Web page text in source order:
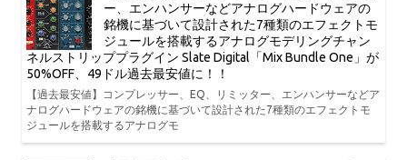
ー、エンハンサーなどアナログハードウェアの
銘機に基づいて設計された7種類のエフェクトモ
ジュールを搭載するアナログモデリングチャン
ネルストリッププラグイン Slate Digital「Mix Bundle One」が
50%OFF、49ドル過去最安値に！！
【過去最安値】コンプレッサー、EQ、リミッター、エンハンサーなどア
ナログハードウェアの銘機に基づいて設計された7種類のエフェクトモ
ジュールを搭載するアナログモ